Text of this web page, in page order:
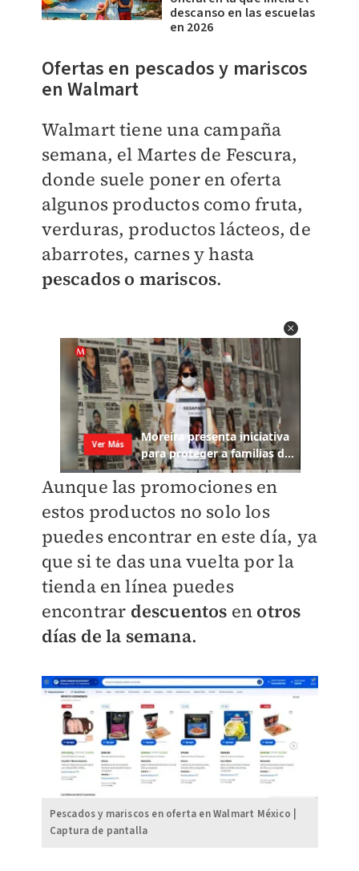
descanso en las escuelas
en 2026
Ofertas en pescados y mariscos
en Walmart
Walmart tiene una campaña
semana, el Martes de Fescura,
donde suele poner en oferta
algunos productos como fruta,
verduras, productos lácteos, de
abarrotes, carnes y hasta
pescados o mariscos.
Aunque las promociones en
estos productos no solo los
puedes encontrar en este día, ya
que si te das una vuelta por la
tienda en línea puedes
encontrar descuentos en otros
días de la semana.
Pescados y mariscos en oferta en Walmart México |
Captura de pantalla